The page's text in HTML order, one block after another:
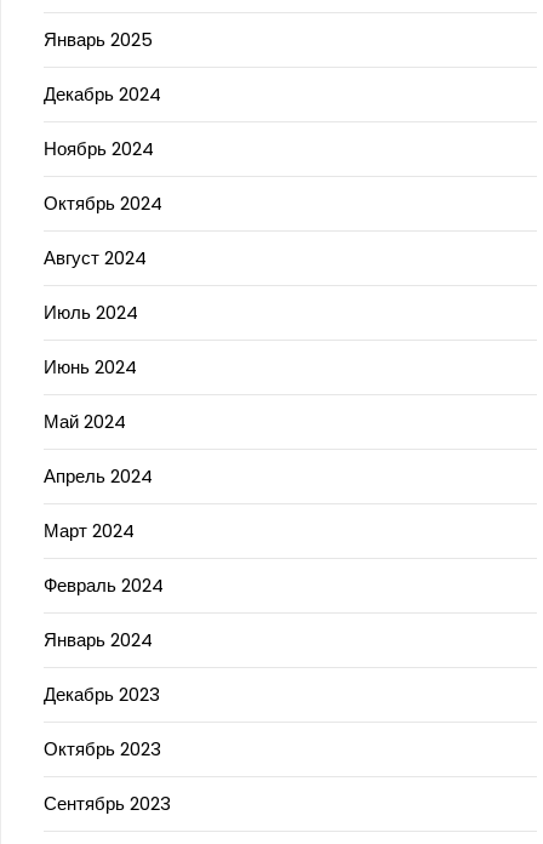
Январь 2025
Декабрь 2024
Ноябрь 2024
Октябрь 2024
Август 2024
Июль 2024
Июнь 2024
Май 2024
Апрель 2024
Март 2024
Февраль 2024
Январь 2024
Декабрь 2023
Октябрь 2023
Сентябрь 2023